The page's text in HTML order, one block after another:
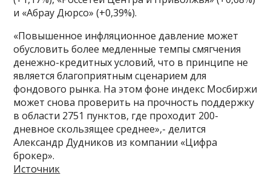
и «Абрау Дюрсо» (+0,39%).
«Повышенное инфляционное давление может
обусловить более медленные темпы смягчения
денежно-кредитных условий, что в принципе не
является благоприятным сценарием для
фондового рынка. На этом фоне индекс Мосбиржи
может снова проверить на прочность поддержку
в области 2751 пунктов, где проходит 200-
дневное скользящее среднее»,- делится
Александр Дудников из компании «Цифра
брокер».
Источник